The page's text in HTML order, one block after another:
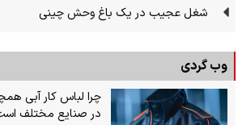
شغل عجیب در یک باغ وحش چینی
وب گردی
چرا لباس کار آبی
در صنایع مختلف